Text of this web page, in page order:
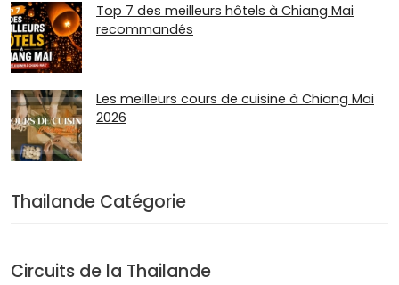
Top 7 des meilleurs hôtels à Chiang Mai
recommandés
Les meilleurs cours de cuisine à Chiang Mai
2026
Thailande Catégorie
Circuits de la Thailande